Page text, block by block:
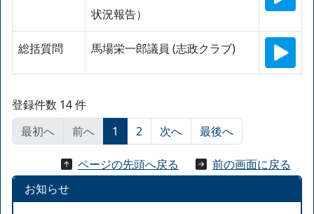
状況報告）
総括質問 馬場栄一郎議員 (志政クラブ)
登録件数 14 件
最初へ
前へ 1 2 次へ 最後へ
ページの先頭へ戻る
前の画面に戻る
お知らせ